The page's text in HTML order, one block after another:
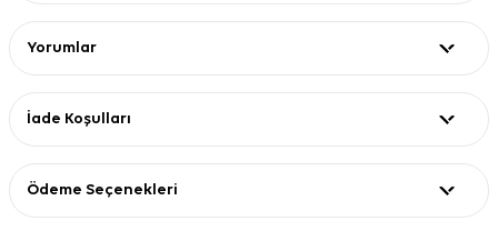
Yorumlar
İade Koşulları
Ödeme Seçenekleri